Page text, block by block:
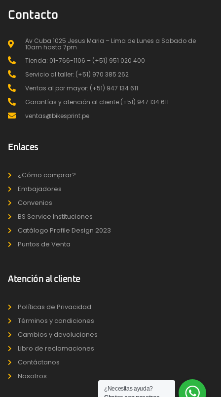
Contacto
Av Cuba 1025 Jesus Maria – Lima de Lunes a Sabado de
10am hasta 7pm
Tienda: 01-766-1106 – (+51) 951 020 400
Servicio al taller: (+51) 970 385 262
Ventas al por mayor: (+51) 947 134 611
Garantías y atención al cliente:(+51) 947 134 611
ventas@bikesprint.pe
Enlaces
¿Cómo comprar?
Embajadores
Convenios
BS Service Instituciones
Catálogo Profile Design 2023
Puntos de Venta
Atención al cliente
Políticas de Privacidad
Términos y condiciones
Cambios y devoluciones
Libro de reclamaciones
Contáctanos
Nosotros
¿Necesitas ayuda?